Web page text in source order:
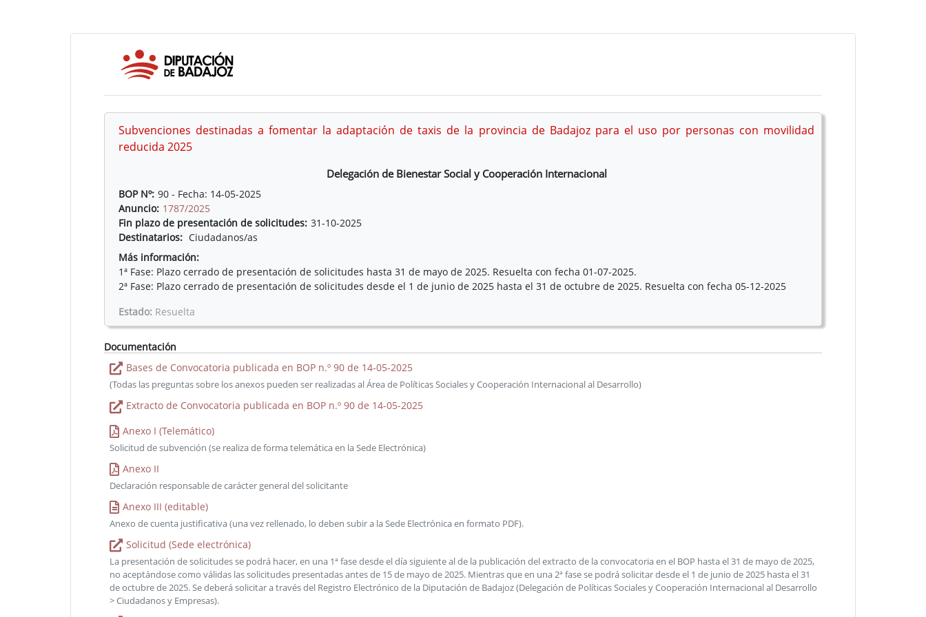
Subvenciones destinadas a fomentar la adaptación de taxis de la provincia de Badajoz para el uso por personas con movilidad
reducida 2025
Delegación de Bienestar Social y Cooperación Internacional
BOP Nº: 90 - Fecha: 14-05-2025
Anuncio: 1787/2025
Fin plazo de presentación de solicitudes: 31-10-2025
Destinatarios: Ciudadanos/as
Más información:
1ª Fase: Plazo cerrado de presentación de solicitudes hasta 31 de mayo de 2025. Resuelta con fecha 01-07-2025.
2ª Fase: Plazo cerrado de presentación de solicitudes desde el 1 de junio de 2025 hasta el 31 de octubre de 2025. Resuelta con fecha 05-12-2025
Estado: Resuelta
Documentación
Bases de Convocatoria publicada en BOP n.º 90 de 14-05-2025
(Todas las preguntas sobre los anexos pueden ser realizadas al Área de Políticas Sociales y Cooperación Internacional al Desarrollo)
Extracto de Convocatoria publicada en BOP n.º 90 de 14-05-2025
Anexo I (Telemático)
Solicitud de subvención (se realiza de forma telemática en la Sede Electrónica)
Anexo II
Declaración responsable de carácter general del solicitante
Anexo III (editable)
Anexo de cuenta justificativa (una vez rellenado, lo deben subir a la Sede Electrónica en formato PDF).
Solicitud (Sede electrónica)
La presentación de solicitudes se podrá hacer, en una 1ª fase desde el día siguiente al de la publicación del extracto de la convocatoria en el BOP hasta el 31 de mayo de 2025,
no aceptándose como válidas las solicitudes presentadas antes de 15 de mayo de 2025. Mientras que en una 2ª fase se podrá solicitar desde el 1 de junio de 2025 hasta el 31
de octubre de 2025. Se deberá solicitar a través del Registro Electrónico de la Diputación de Badajoz (Delegación de Políticas Sociales y Cooperación Internacional al Desarrollo
> Ciudadanos y Empresas).